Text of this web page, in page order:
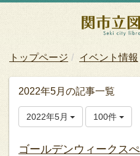
トップページ イベント情報
2022年5月の記事一覧
2022年5月 100件
ゴールデンウィークス